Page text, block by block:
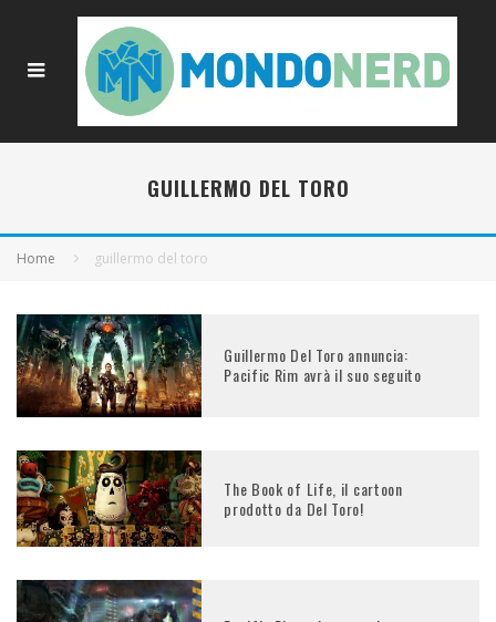
GUILLERMO DEL TORO
Home guillermo del toro
Guillermo Del Toro annuncia:
Pacific Rim avrà il suo seguito
The Book of Life, il cartoon
prodotto da Del Toro!